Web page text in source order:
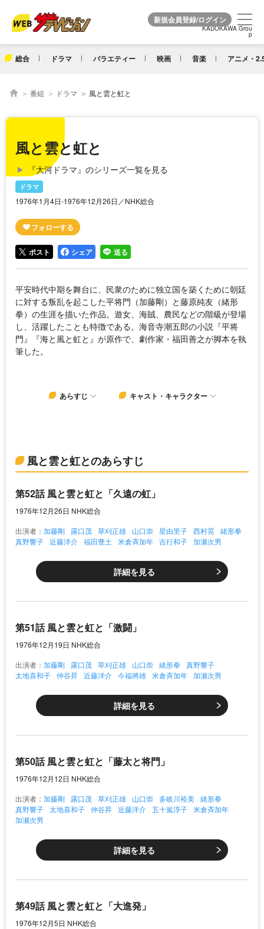
KADOKAWA Grou
p
総合 ドラマ バラエティー 映画 音楽 アニメ・
KADOKAWA Grou
p
番組 ドラマ 風と雲と虹と
風と雲と虹と
『大河ドラマ』のシリーズ一覧を見る
ドラマ
1976年1月4日-1976年12月26日／NHK総合
ポスト シェア 送る
平安時代中期を舞台に、民衆のために独立国を築くために朝廷
に対する叛乱を起こした平将門（加藤剛）と藤原純友（緒形
拳）の生涯を描いた作品。遊女、海賊、農民などの階級が登場
し、活躍したことも特徴である。海音寺潮五郎の小説『平将
門』『海と風と虹と』が原作で、劇作家・福田善之が脚本を執
筆した。
あらすじ キャスト・キャラクター
風と雲と虹とのあらすじ
第52話 風と雲と虹と「久遠の虹」
1976年12月26日 NHK総合
出演者： 加藤剛 露口茂 草刈正雄 山口崇 星由里子 西村晃
緒形拳
真野響子 近藤洋介 福田豊土 米倉斉加年 吉行和子 加瀬次男
詳細を見る
第51話 風と雲と虹と「激闘」
1976年12月19日 NHK総合
出演者： 加藤剛 露口茂 草刈正雄 山口崇 緒形拳 真野響子
太地喜和子 仲谷昇 近藤洋介 今福將雄 米倉斉加年 加瀬次男
詳細を見る
第50話 風と雲と虹と「藤太と将門」
1976年12月12日 NHK総合
出演者： 加藤剛 露口茂 草刈正雄 山口崇 多岐川裕美 緒形拳
真野響子 太地喜和子 仲谷昇 近藤洋介 五十嵐淳子 米倉斉加年
加瀬次男
詳細を見る
第49話 風と雲と虹と「大進発」
1976年12月5日 NHK総合